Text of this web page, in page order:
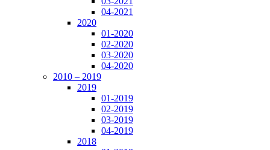
04-2021
2020
01-2020
02-2020
03-2020
04-2020
2010 – 2019
2019
01-2019
02-2019
03-2019
04-2019
2018